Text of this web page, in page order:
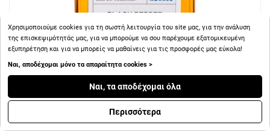
+ 24 Πόντοι
Χρησιμοποιούμε cookies για τη σωστή λειτουργία του site μας, για την ανάλυση
της επισκεψιμότητάς μας, για να μπορούμε να σου παρέχουμε εξατομικευμένη
εξυπηρέτηση και για να μπορείς να μαθαίνεις για τις προσφορές μας εύκολα!
Ναι, αποδέχομαι μόνο τα απαραίτητα cookies >
Ναι, τα αποδέχομαι όλα
Περισσότερα